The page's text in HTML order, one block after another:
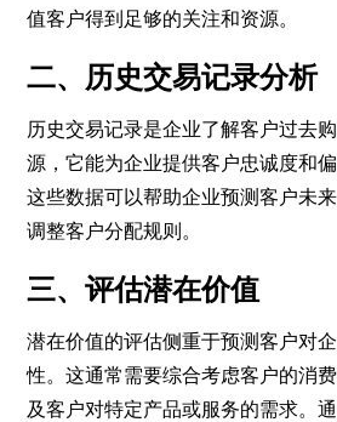
值客户得到足够的关注和资源。
二、历史交易记录分析
历史交易记录是企业了解客户过去
源，它能为企业提供客户忠诚度和
这些数据可以帮助企业预测客户未
调整客户分配规则。
三、评估潜在价值
潜在价值的评估侧重于预测客户对
性。这通常需要综合考虑客户的消
及客户对特定产品或服务的需求。